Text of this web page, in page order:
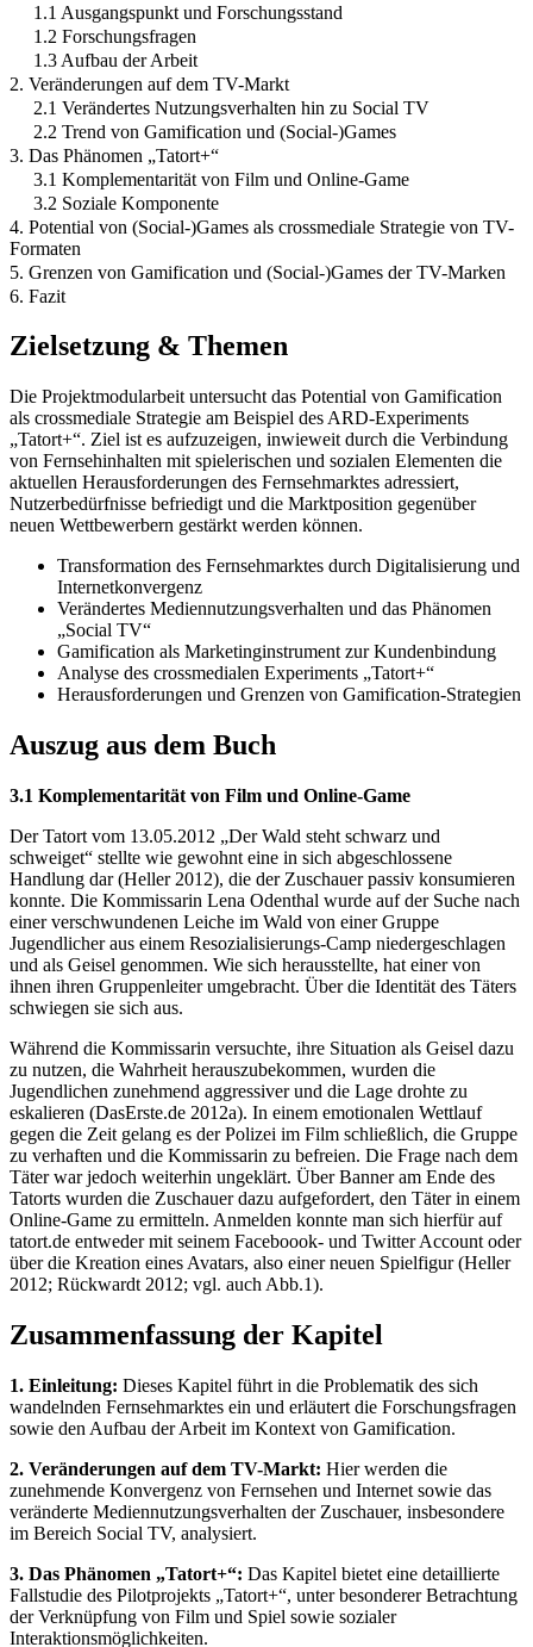
1.1 Ausgangspunkt und Forschungsstand
1.2 Forschungsfragen
1.3 Aufbau der Arbeit
2. Veränderungen auf dem TV-Markt
2.1 Verändertes Nutzungsverhalten hin zu Social TV
2.2 Trend von Gamification und (Social-)Games
3. Das Phänomen „Tatort+“
3.1 Komplementarität von Film und Online-Game
3.2 Soziale Komponente
4. Potential von (Social-)Games als crossmediale Strategie von TV-
Formaten
5. Grenzen von Gamification und (Social-)Games der TV-Marken
6. Fazit
Zielsetzung & Themen
Die Projektmodularbeit untersucht das Potential von Gamification
als crossmediale Strategie am Beispiel des ARD-Experiments
„Tatort+“. Ziel ist es aufzuzeigen, inwieweit durch die Verbindung
von Fernsehinhalten mit spielerischen und sozialen Elementen die
aktuellen Herausforderungen des Fernsehmarktes adressiert,
Nutzerbedürfnisse befriedigt und die Marktposition gegenüber
neuen Wettbewerbern gestärkt werden können.
Transformation des Fernsehmarktes durch Digitalisierung und
Internetkonvergenz
Verändertes Mediennutzungsverhalten und das Phänomen
„Social TV“
Gamification als Marketinginstrument zur Kundenbindung
Analyse des crossmedialen Experiments „Tatort+“
Herausforderungen und Grenzen von Gamification-Strategien
Auszug aus dem Buch
3.1 Komplementarität von Film und Online-Game
Der Tatort vom 13.05.2012 „Der Wald steht schwarz und
schweiget“ stellte wie gewohnt eine in sich abgeschlossene
Handlung dar (Heller 2012), die der Zuschauer passiv konsumieren
konnte. Die Kommissarin Lena Odenthal wurde auf der Suche nach
einer verschwundenen Leiche im Wald von einer Gruppe
Jugendlicher aus einem Resozialisierungs-Camp niedergeschlagen
und als Geisel genommen. Wie sich herausstellte, hat einer von
ihnen ihren Gruppenleiter umgebracht. Über die Identität des Täters
schwiegen sie sich aus.
Während die Kommissarin versuchte, ihre Situation als Geisel dazu
zu nutzen, die Wahrheit herauszubekommen, wurden die
Jugendlichen zunehmend aggressiver und die Lage drohte zu
eskalieren (DasErste.de 2012a). In einem emotionalen Wettlauf
gegen die Zeit gelang es der Polizei im Film schließlich, die Gruppe
zu verhaften und die Kommissarin zu befreien. Die Frage nach dem
Täter war jedoch weiterhin ungeklärt. Über Banner am Ende des
Tatorts wurden die Zuschauer dazu aufgefordert, den Täter in einem
Online-Game zu ermitteln. Anmelden konnte man sich hierfür auf
tatort.de entweder mit seinem Faceboook- und Twitter Account oder
über die Kreation eines Avatars, also einer neuen Spielfigur (Heller
2012; Rückwardt 2012; vgl. auch Abb.1).
Zusammenfassung der Kapitel
1. Einleitung: Dieses Kapitel führt in die Problematik des sich
wandelnden Fernsehmarktes ein und erläutert die Forschungsfragen
sowie den Aufbau der Arbeit im Kontext von Gamification.
2. Veränderungen auf dem TV-Markt: Hier werden die
zunehmende Konvergenz von Fernsehen und Internet sowie das
veränderte Mediennutzungsverhalten der Zuschauer, insbesondere
im Bereich Social TV, analysiert.
3. Das Phänomen „Tatort+“: Das Kapitel bietet eine detaillierte
Fallstudie des Pilotprojekts „Tatort+“, unter besonderer Betrachtung
der Verknüpfung von Film und Spiel sowie sozialer
Interaktionsmöglichkeiten.